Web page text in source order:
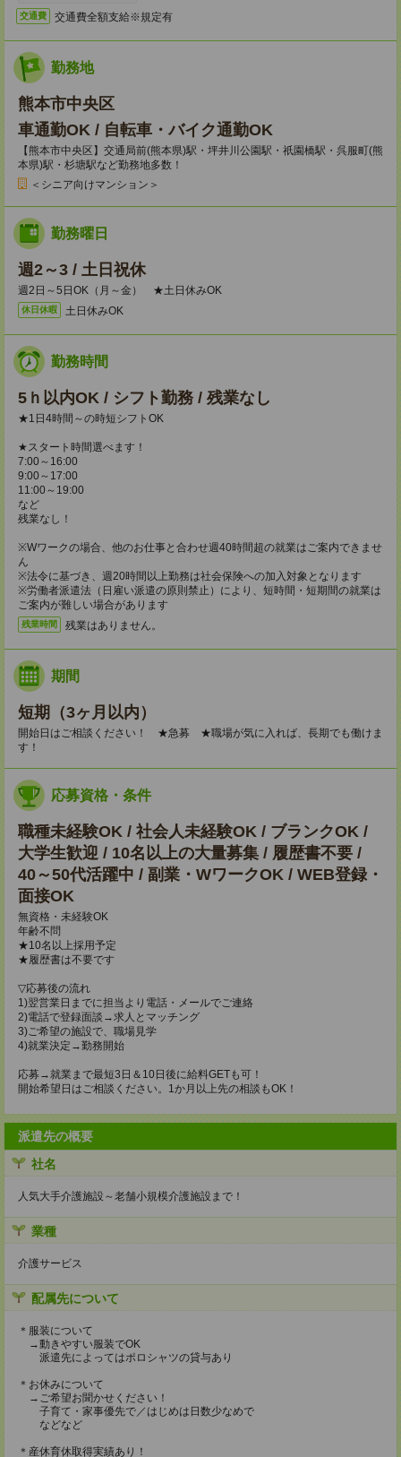
交通費 交通費全額支給※規定有
勤務地
熊本市中央区
車通勤OK / 自転車・バイク通勤OK
【熊本市中央区】交通局前(熊本県)駅・坪井川公園駅・祇園橋駅・呉服町(熊
本県)駅・杉塘駅など勤務地多数！
＜シニア向けマンション＞
勤務曜日
週2～3 / 土日祝休
週2日～5日OK（月～金） ★土日休みOK
休日休暇 土日休みOK
勤務時間
5ｈ以内OK / シフト勤務 / 残業なし
★1日4時間～の時短シフトOK
★スタート時間選べます！
7:00～16:00
9:00～17:00
11:00～19:00
など
残業なし！
※Wワークの場合、他のお仕事と合わせ週40時間超の就業はご案内できませ
ん
※法令に基づき、週20時間以上勤務は社会保険への加入対象となります
※労働者派遣法（日雇い派遣の原則禁止）により、短時間・短期間の就業は
ご案内が難しい場合があります
残業時間 残業はありません。
期間
短期（3ヶ月以内）
開始日はご相談ください！ ★急募 ★職場が気に入れば、長期でも働けま
す！
応募資格・条件
職種未経験OK / 社会人未経験OK / ブランクOK /
大学生歓迎 / 10名以上の大量募集 / 履歴書不要 /
40～50代活躍中 / 副業・WワークOK / WEB登録・
面接OK
無資格・未経験OK
年齢不問
★10名以上採用予定
★履歴書は不要です
▽応募後の流れ
1)翌営業日までに担当より電話・メールでご連絡
2)電話で登録面談→求人とマッチング
3)ご希望の施設で、職場見学
4)就業決定→勤務開始
応募→就業まで最短3日＆10日後に給料GETも可！
開始希望日はご相談ください。1か月以上先の相談もOK！
派遣先の概要
社名
人気大手介護施設～老舗小規模介護施設まで！
業種
介護サービス
配属先について
＊服装について
→動きやすい服装でOK
派遣先によってはポロシャツの貸与あり
＊お休みについて
→ご希望お聞かせください！
子育て・家事優先で／はじめは日数少なめで
などなど
＊産休育休取得実績あり！